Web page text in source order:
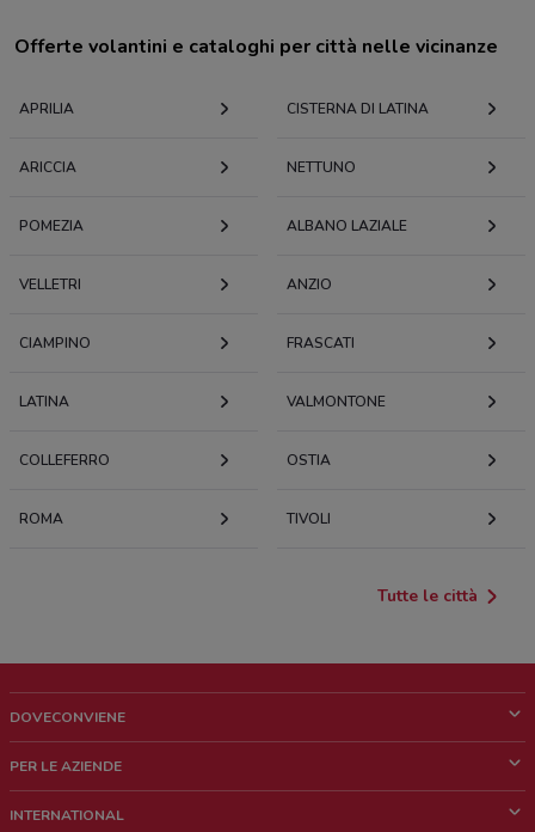
Offerte volantini e cataloghi per città nelle vicinanze
APRILIA CISTERNA DI LATINA
ARICCIA NETTUNO
POMEZIA ALBANO LAZIALE
VELLETRI ANZIO
CIAMPINO FRASCATI
LATINA VALMONTONE
COLLEFERRO OSTIA
ROMA TIVOLI
Tutte le città
DOVECONVIENE
Chi siamo
PER LE AZIENDE
INTERNATIONAL